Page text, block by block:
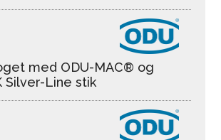
med ODU-MAC® og
Silver-Line stik